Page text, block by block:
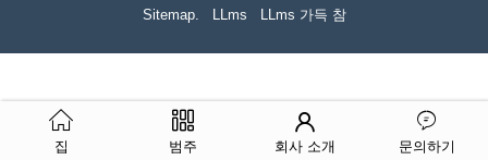
Sitemap.
LLms LLms 가득 참
집 범주 회사 소개 문의하기